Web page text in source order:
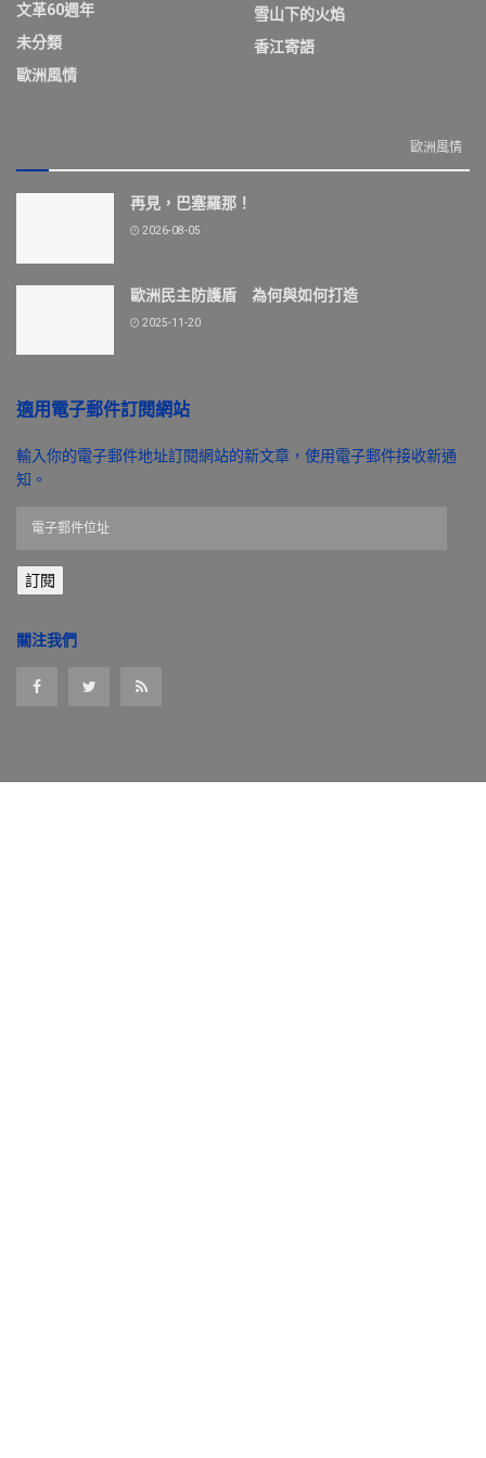
文革60週年
未分類
歐洲風情
雪山下的火焰
香江寄語
歐洲風情
再見，巴塞羅那！
2026-08-05
歐洲民主防護盾 為何與如何打造
2025-11-20
適用電子郵件訂閱網站
輸入你的電子郵件地址訂閱網站的新文章，使用電子郵件接收新通
知。
郵
件
址
訂閱
關注我們